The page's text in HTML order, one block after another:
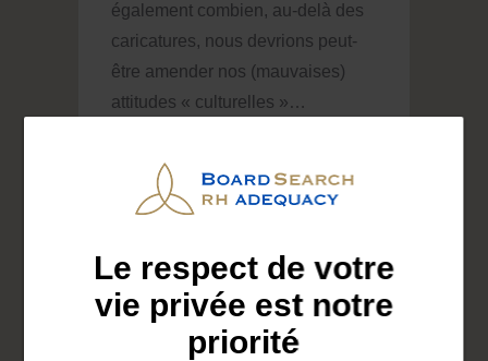
également combien, au-delà des
caricatures, nous devrions peut-
être amender nos (mauvaises)
attitudes « culturelles »…
17 septembre 2021
RÉFLEXIONS
Le respect de votre
vie privée est notre
priorité